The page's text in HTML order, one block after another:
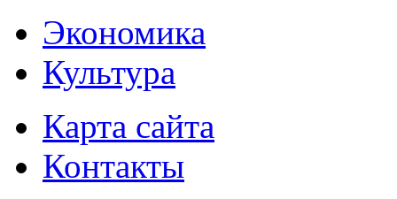
Экономика
Культура
Карта сайта
Контакты